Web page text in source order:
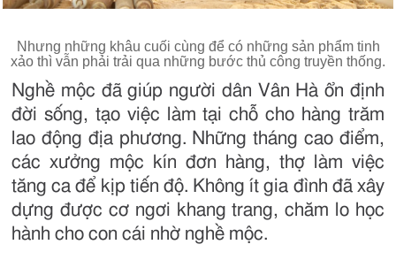
Nhưng những khâu cuối cùng để có những sản phẩm tinh
xảo thì vẫn phải trải qua những bước thủ công truyền thống.
Nghề mộc đã giúp người dân Vân Hà ổn định
đời sống, tạo việc làm tại chỗ cho hàng trăm
lao động địa phương. Những tháng cao điểm,
các xưởng mộc kín đơn hàng, thợ làm việc
tăng ca để kịp tiến độ. Không ít gia đình đã xây
dựng được cơ ngơi khang trang, chăm lo học
hành cho con cái nhờ nghề mộc.